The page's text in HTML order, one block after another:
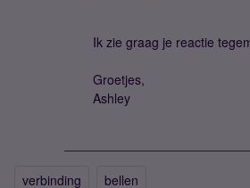
Ik zie graag je reactie
Groetjes,
Ashley
verbinding bellen